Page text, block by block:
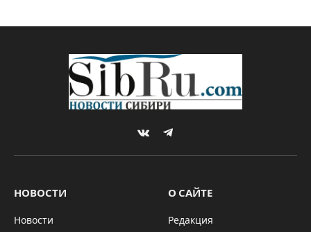
VKontakteTelegram
НОВОСТИ
Новости
О САЙТЕ
Редакция